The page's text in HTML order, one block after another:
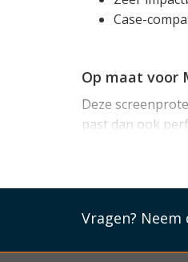
Case-
Op maat voor
Deze
past dan ook
De protector is
Motorola Moto
Vragen? Neem